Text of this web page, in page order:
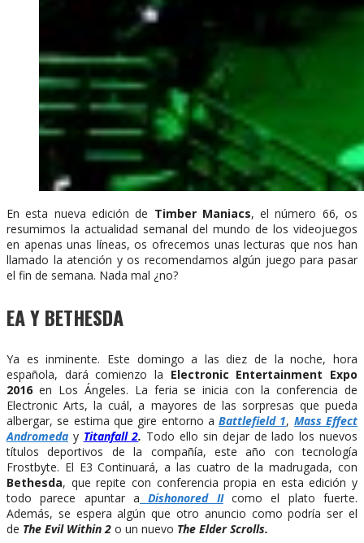
En esta nueva edición de Timber Maniacs, el número 66, os
resumimos la actualidad semanal del mundo de los videojuegos
en apenas unas líneas, os ofrecemos unas lecturas que nos han
llamado la atención y os recomendamos algún juego para pasar
el fin de semana. Nada mal ¿no?
EA Y BETHESDA
Ya es inminente. Este domingo a las diez de la noche, hora
española, dará comienzo la Electronic Entertainment Expo
2016 en Los Ángeles. La feria se inicia con la conferencia de
Electronic Arts, la cuál, a mayores de las sorpresas que pueda
albergar, se estima que gire entorno aBattlefield 1, Mass Effect
Andromeda y Titanfall 2. Todo ello sin dejar de lado los nuevos
títulos deportivos de la compañía, este año con tecnología
Frostbyte. El E3 Continuará, a las cuatro de la madrugada, con
Bethesda, que repite con conferencia propia en esta edición y
todo parece apuntar a Dishonored IIcomo el plato fuerte.
Además, se espera algún que otro anuncio como podría ser el
de The Evil Within 2 o un nuevo The Elder Scrolls.